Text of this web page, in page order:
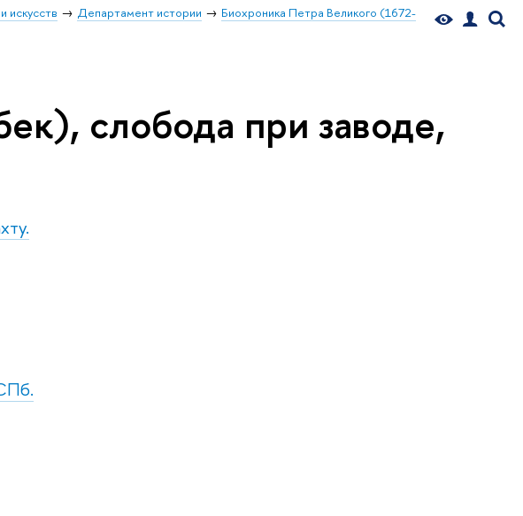
искусств Департамент истории
Биохроника Петра Великого (1672-
слобода при заводе,